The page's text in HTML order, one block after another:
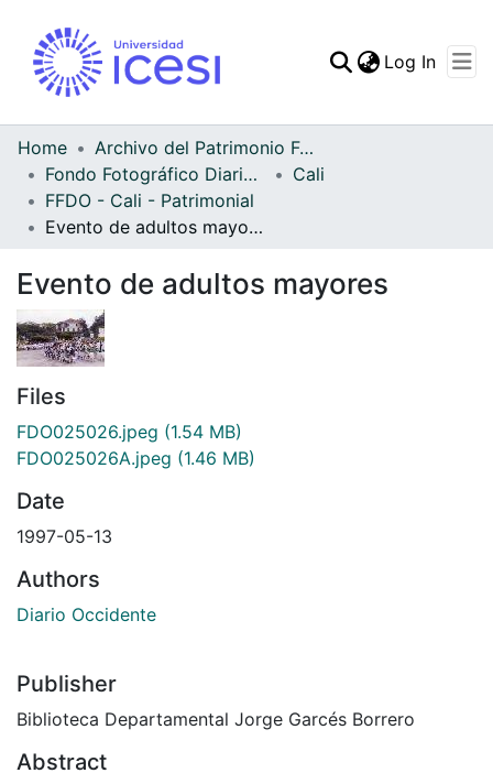
Statistics
Log In
Home
Archivo del Patrimonio Fotográfico y Fílmico del Valle del Cauca
Fondo Fotográfico Diario Occidente
Cali
FFDO - Cali - Patrimonial
Evento de adultos mayores
Evento de adultos mayores
Files
FDO025026.jpeg (1.54 MB)
FDO025026A.jpeg (1.46 MB)
Date
1997-05-13
Authors
Diario Occidente
Publisher
Biblioteca Departamental Jorge Garcés Borrero
Abstract